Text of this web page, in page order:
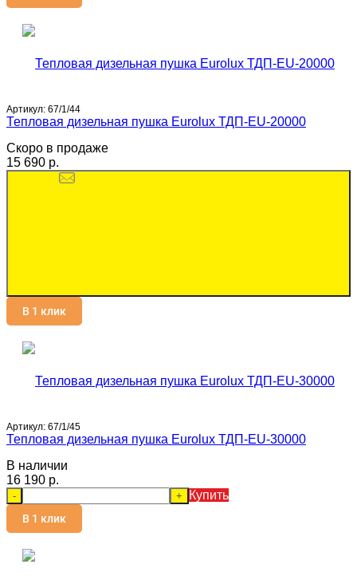
Артикул: 67/1/44
Тепловая дизельная пушка Eurolux ТДП-EU-20000
Скоро в продаже
15 690 p.
В 1 клик
Артикул: 67/1/45
Тепловая дизельная пушка Eurolux ТДП-EU-30000
В наличии
16 190 p.
- + Купить
В 1 клик